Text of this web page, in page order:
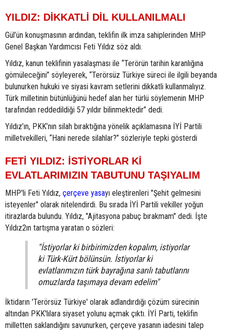
YILDIZ: DİKKATLİ DİL KULLANILMALI
Gül’ün konuşmasının ardından, teklifin ilk imza sahiplerinden MHP
Genel Başkan Yardımcısı Feti Yıldız söz aldı.
Yıldız, kanun teklifinin yasalaşması ile “Terörün tarihin karanlığına
gömüleceğini” söyleyerek, “Terörsüz Türkiye süreci ile ilgili beyanda
bulunurken hukuki ve siyasi kavram setlerini dikkatli kullanmalıyız.
Türk milletinin bütünlüğünü hedef alan her türlü söylemenin MHP
tarafından reddedildiği 57 yıldır bilinmektedir” dedi.
Yıldız’ın, PKK’nın silah bıraktığına yönelik açıklamasına İYİ Partili
milletvekilleri, “Hani nerede silahlar?” sözleriyle tepki gösterdi
FETİ YILDIZ: İSTİYORLAR Kİ
EVLATLARIMIZIN TABUTUNU TAŞIYALIM
MHP'li Feti Yıldız, çerçeve yasayı eleştirenleri "Şehit gelmesini
isteyenler" olarak nitelendirdi. Bu sırada İYİ Partili vekiller yoğun
itirazlarda bulundu. Yıldız, "Ajitasyona pabuç bırakmam" dedi. İşte
Yıldız2ın tartışma yaratan o sözleri:
"İstiyorlar ki birbirimizden kopalım, istiyorlar
ki Türk-Kürt bölünsün. İstiyorlar ki
evlatlarımızın türk bayrağına sarılı tabutlarını
omuzlarda taşımaya devam edelim"
İktidarın 'Terörsüz Türkiye' olarak adlandırdığı çözüm sürecinin
altından PKK'lılara siyaset yolunu açmak çıktı. İYİ Parti, teklifin
milletten saklandığını savunurken, çerçeve yasanın iadesini talep